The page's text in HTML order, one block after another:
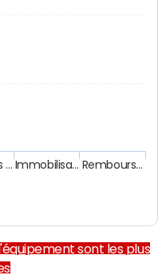
… Immobilisa… Rembours…
sont les plus